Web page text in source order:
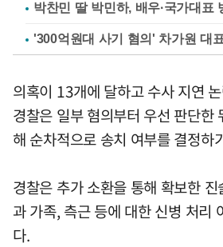
박찬민 딸 박민하, 배우·국가대표
'300억원대 사기 혐의' 차가원 대
의혹이 13개에 달하고 수사 지연
경찰은 일부 혐의부터 우선 판단한
해 순차적으로 송치 여부를 결정하
경찰은 추가 소환을 통해 확보한
과 가족, 측근 등에 대한 신병 처리
다.